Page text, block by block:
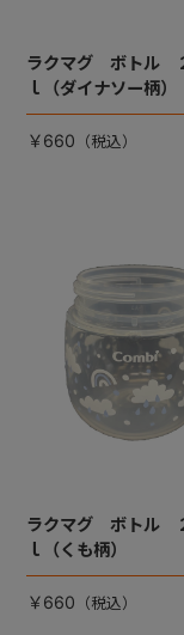
ラクマグ ボトル
ｌ（ダイナソー柄）
￥660
ラクマグ ボトル
ｌ（くも柄）
￥660